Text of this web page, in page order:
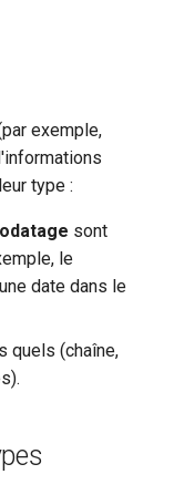
exemple,
type :
sont
le
date dans le
quels (chaîne,